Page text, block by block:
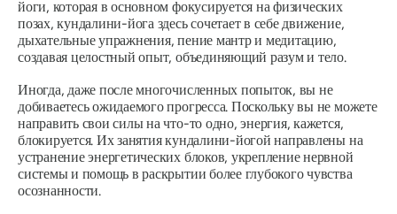
йоги, которая в основном фокусируется на физических
позах, кундалини-йога здесь сочетает в себе движение,
дыхательные упражнения, пение мантр и медитацию,
создавая целостный опыт, объединяющий разум и тело.
Иногда, даже после многочисленных попыток, вы не
добиваетесь ожидаемого прогресса. Поскольку вы не можете
направить свои силы на что-то одно, энергия, кажется,
блокируется. Их занятия кундалини-йогой направлены на
устранение энергетических блоков, укрепление нервной
системы и помощь в раскрытии более глубокого чувства
осознанности.